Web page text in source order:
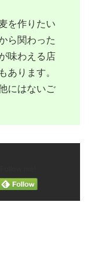
を作りたい
ら関わった
味わえる店
あります。
にはないご